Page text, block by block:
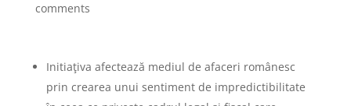
comments
Initiaţiva afectează mediul de afaceri românesc
prin crearea unui sentiment de impredictibilitate